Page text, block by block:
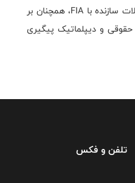
سازنده با FIA، همچنان بر
حقوقی و دیپلماتیک پیگیری
تلفن و فکس